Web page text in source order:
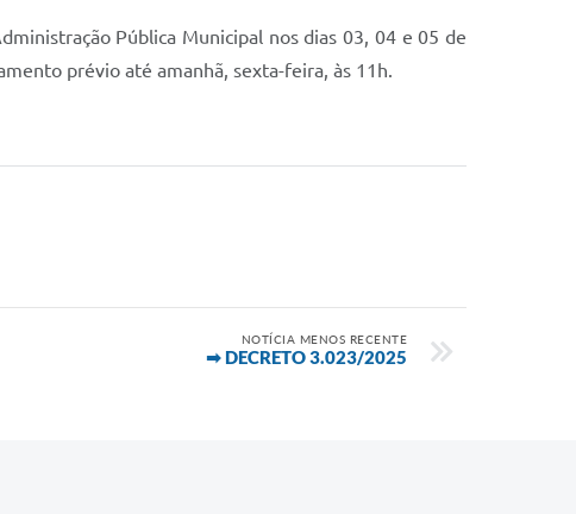
Pública Municipal nos dias 03, 04 e 05 de
prévio até amanhã, sexta-feira, às 11h.
NOTÍCIA MENOS RECENTE
➡ DECRETO 3.023/2025